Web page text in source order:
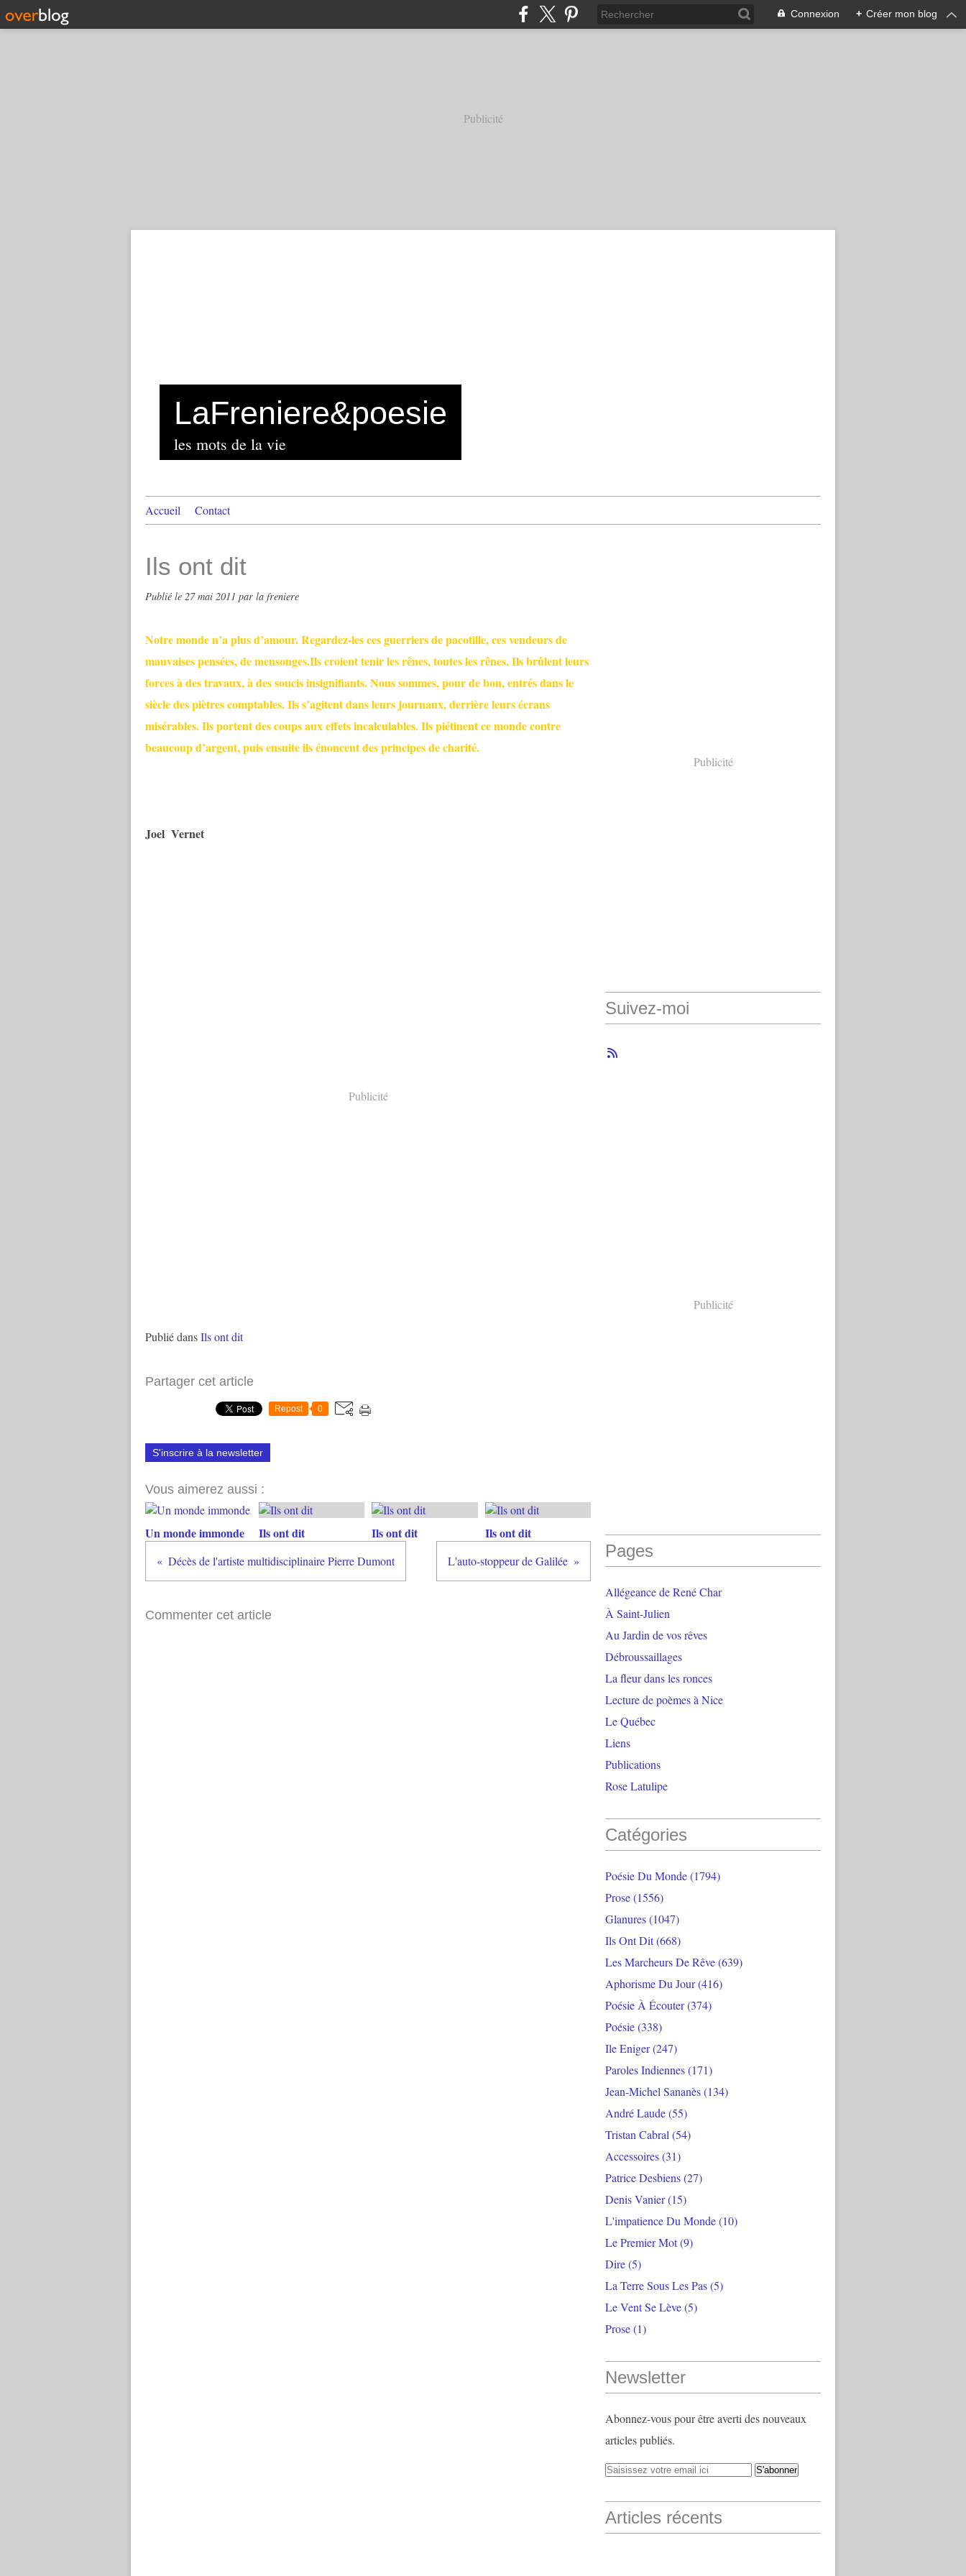
Connexion + Créer mon blog
Publicité
LaFreniere&poesie
les mots de la vie
Accueil Contact
Ils ont dit
Publié le 27 mai 2011 par la freniere
Notre monde n’a plus d’amour. Regardez-les ces guerriers de pacotille, ces vendeurs de
mauvaises pensées, de mensonges.Ils croient tenir les rênes, toutes les rênes. Ils brûlent leurs
forces à des travaux, à des soucis insignifiants. Nous sommes, pour de bon, entrés dans le
siècle des piètres comptables. Ils s’agitent dans leurs journaux, derrière leurs écrans
misérables. Ils portent des coups aux effets incalculables. Ils piétinent ce monde contre
beaucoup d’argent, puis ensuite ils énoncent des principes de charité.
Joel Vernet
Publicité
Publié dansIls ont dit
Partager cet article
Repost 0
S'inscrire à la newsletter
Vous aimerez aussi :
Un monde immonde Ils ont dit Ils ont dit Ils ont dit
Décès de l'artiste multidisciplinaire Pierre Dumont L'auto-stoppeur de Galilée
Commenter cet article
Publicité
Suivez-moi
Publicité
Pages
Allégeance de René Char
À Saint-Julien
Au Jardin de vos rêves
Débroussaillages
La fleur dans les ronces
Lecture de poèmes à Nice
Le Québec
Liens
Publications
Rose Latulipe
Catégories
Poésie Du Monde(1794)
Prose(1556)
Glanures(1047)
Ils Ont Dit(668)
Les Marcheurs De Rêve(639)
Aphorisme Du Jour(416)
Poésie À Écouter(374)
Poésie(338)
Ile Eniger(247)
Paroles Indiennes(171)
Jean-Michel Sananès(134)
André Laude(55)
Tristan Cabral (54)
Accessoires(31)
Patrice Desbiens(27)
Denis Vanier(15)
L'impatience Du Monde(10)
Le Premier Mot(9)
Dire(5)
La Terre Sous Les Pas(5)
Le Vent Se Lève(5)
Prose(1)
Newsletter
Abonnez-vous pour être averti des nouveaux
articles publiés.
Articles récents